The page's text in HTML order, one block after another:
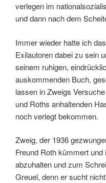
verlegen im
und dann nach dem
Immer wieder hatte ich
Exilautoren dabei zu sein
seinem ruhigen,
auskommenden Buch,
lassen in Zweigs
und Roths anhaltenden
noch verlegt bekommen.
Zweig, der 1936
Freund Roth kümmert
abzuhalten und zum
Greuel, denn er sucht